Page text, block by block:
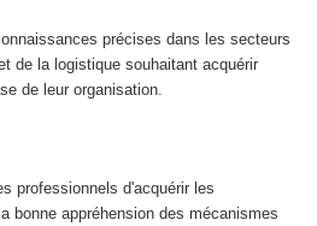
précises dans les secteurs
de la logistique souhaitant acquérir
de leur organisation.
professionnels d'acquérir les
bonne appréhension des mécanismes